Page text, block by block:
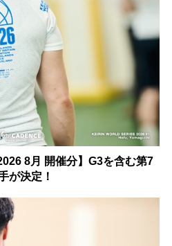
8月 開催分】G3を含む第7
が決定！